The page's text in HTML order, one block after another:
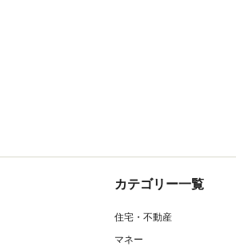
カテゴリー一覧
住宅・不動産
マネー